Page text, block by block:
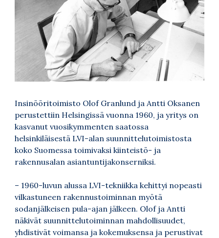
Insinööritoimisto Olof Granlund ja Antti Oksanen
perustettiin Helsingissä vuonna 1960, ja yritys on
kasvanut vuosikymmenten saatossa
helsinkiläisestä LVI-alan suunnittelutoimistosta
koko Suomessa toimivaksi kiinteistö- ja
rakennusalan asiantuntijakonserniksi.
– 1960-luvun alussa LVI-tekniikka kehittyi nopeasti
vilkastuneen rakennustoiminnan myötä
sodanjälkeisen pula-ajan jälkeen. Olof ja Antti
näkivät suunnittelutoiminnan mahdollisuudet,
yhdistivät voimansa ja kokemuksensa ja perustivat